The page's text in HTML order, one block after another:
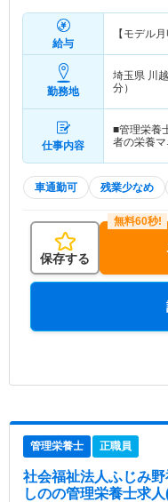
給与
【モデル月
勤務地
埼玉県 川
分）
仕事内容
■管理栄養
者の栄養
車通勤可 残業少なめ
保存する
管理栄養士 正職員
社会福祉法人ふじみ
しのの管理栄養士求